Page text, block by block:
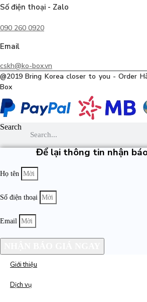
Số điện thoại - Zalo
090 260 0920
Email
cskh@ko-box.vn
@2019 Bring Korea closer to you - Order
Box
Search
Để lại thông tin nhận
Họ tên
Số điện thoại
Email
Giới thiệu
Dịch vụ